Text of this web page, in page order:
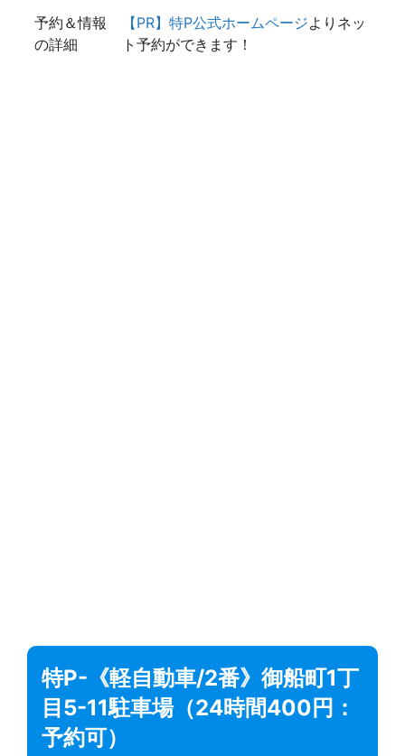
予約＆情報
の詳細
【PR】特P公式ホームページよりネッ
ト予約ができます！
特P-《軽自動車/2番》御船町1丁
目5-11駐車場（24時間400円：
予約可）